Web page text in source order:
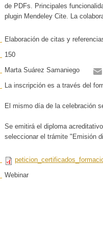
de PDFs. Principales
plugin Mendeley Cite. La
Elaboración de citas y
150
Marta Suárez Samaniego
La inscripción es a través del
El mismo día de la celebración
Se emitirá el diploma
seleccionar el trámite "Emisión
Webinar